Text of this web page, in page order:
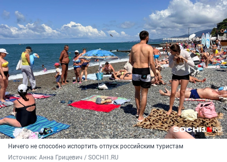
Ничего не способно испортить отпуск российским туристам
Источник: Анна Грицевич / SOCHI1.RU